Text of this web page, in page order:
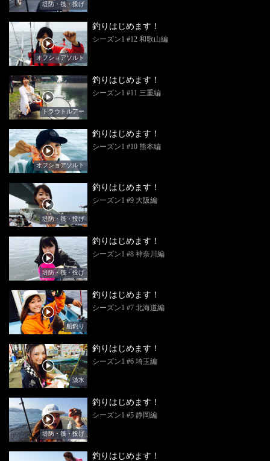
堤防・筏・投げ
オフショアソルト
釣りはじめます！
シーズン1 #12 和歌山編
トラウトルアー
釣りはじめます！
シーズン1 #11 三重編
オフショアソルト
釣りはじめます！
シーズン1 #10 熊本編
堤防・筏・投げ
釣りはじめます！
シーズン1 #9 大阪編
堤防・筏・投げ
釣りはじめます！
シーズン1 #8 神奈川編
船釣り
釣りはじめます！
シーズン1 #7 北海道編
淡水
釣りはじめます！
シーズン1 #6 埼玉編
堤防・筏・投げ
釣りはじめます！
シーズン1 #5 静岡編
釣りはじめます！